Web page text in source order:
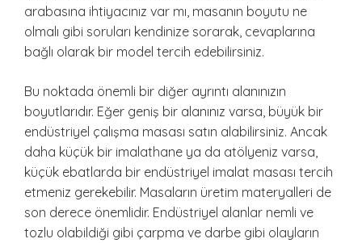
arabasına ihtiyacınız var mı, masanın boyutu ne
olmalı gibi soruları kendinize sorarak, cevaplarına
bağlı olarak bir model tercih edebilirsiniz.
Bu noktada önemli bir diğer ayrıntı alanınızın
boyutlarıdır. Eğer geniş bir alanınız varsa, büyük bir
endüstriyel çalışma masası satın alabilirsiniz. Ancak
daha küçük bir imalathane ya da atölyeniz varsa,
küçük ebatlarda bir endüstriyel imalat masası tercih
etmeniz gerekebilir. Masaların üretim materyalleri de
son derece önemlidir. Endüstriyel alanlar nemli ve
tozlu olabildiği gibi çarpma ve darbe gibi olayların